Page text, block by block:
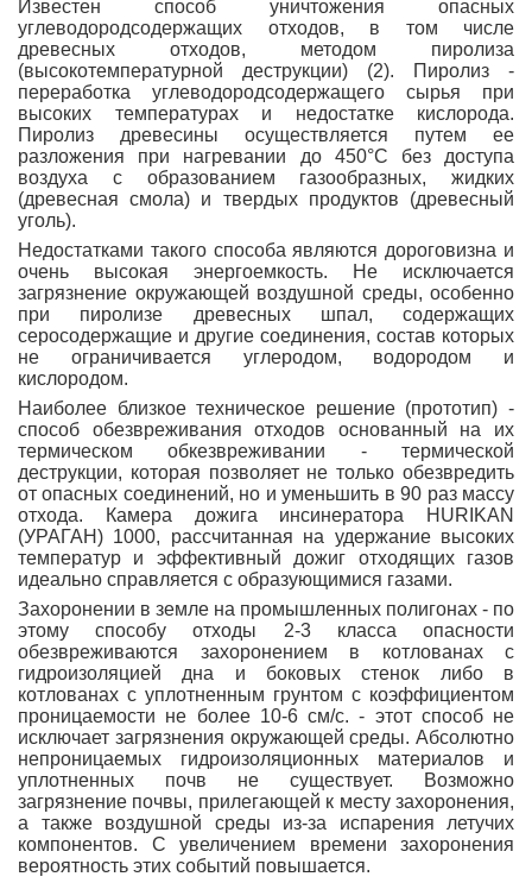
Известен способ уничтожения опасных
углеводородсодержащих отходов, в том числе
древесных отходов, методом пиролиза
(высокотемпературной деструкции) (2). Пиролиз -
переработка углеводородсодержащего сырья при
высоких температурах и недостатке кислорода.
Пиролиз древесины осуществляется путем ее
разложения при нагревании до 450°С без доступа
воздуха с образованием газообразных, жидких
(древесная смола) и твердых продуктов (древесный
уголь).
Недостатками такого способа являются дороговизна и
очень высокая энергоемкость. Не исключается
загрязнение окружающей воздушной среды, особенно
при пиролизе древесных шпал, содержащих
серосодержащие и другие соединения, состав которых
не ограничивается углеродом, водородом и
кислородом.
Наиболее близкое техническое решение (прототип) -
способ обезвреживания отходов основанный на их
термическом обкезвреживании - термической
деструкции, которая позволяет не только обезвредить
от опасных соединений, но и уменьшить в 90 раз массу
отхода. Камера дожига инсинератора HURIKAN
(УРАГАН) 1000, рассчитанная на удержание высоких
температур и эффективный дожиг отходящих газов
идеально справляется с образующимися газами.
Захоронении в земле на промышленных полигонах - по
этому способу отходы 2-3 класса опасности
обезвреживаются захоронением в котлованах с
гидроизоляцией дна и боковых стенок либо в
котлованах с уплотненным грунтом с коэффициентом
проницаемости не более 10-6 см/с. - этот способ не
исключает загрязнения окружающей среды. Абсолютно
непроницаемых гидроизоляционных материалов и
уплотненных почв не существует. Возможно
загрязнение почвы, прилегающей к месту захоронения,
а также воздушной среды из-за испарения летучих
компонентов. С увеличением времени захоронения
вероятность этих событий повышается.